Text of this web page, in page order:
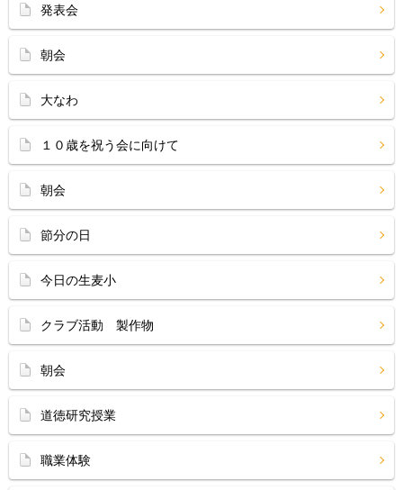
発表会
朝会
大なわ
１０歳を祝う会に向けて
朝会
節分の日
今日の生麦小
クラブ活動 製作物
朝会
道徳研究授業
職業体験